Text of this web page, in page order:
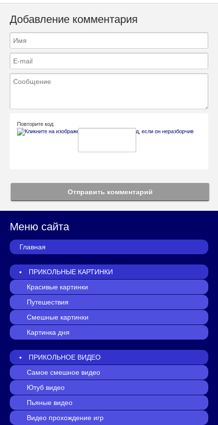
Добавление комментария
Повторите код:
Отправить комментарий
Меню сайта
Главная
ПРИКОЛЬНЫЕ КАРТИНКИ
Красивые картинки
Путешествия
Смешные картинки
Картинка дня
ПРИКОЛЬНОЕ ВИДЕО
Самое смешное видео
Ютуб видео
Пьяные видео
Видео прохождение игр